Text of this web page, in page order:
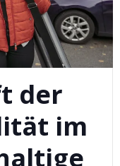
der
im